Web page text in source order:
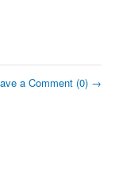
a Comment (0) →